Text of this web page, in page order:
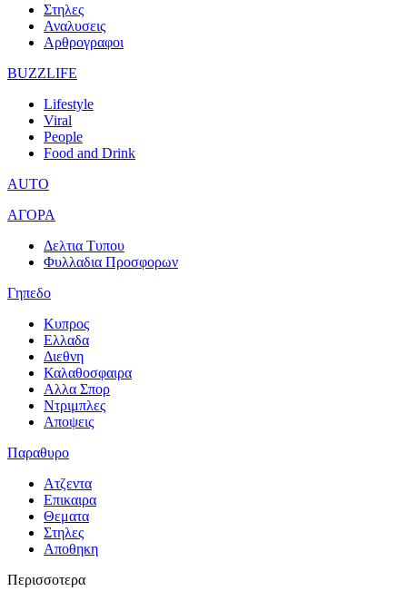
Στηλες
Αναλυσεις
Αρθρογραφοι
BUZZLIFE
Lifestyle
Viral
People
Food and Drink
AUTO
ΑΓΟΡΑ
Δελτια Τυπου
Φυλλαδια Προσφορων
Γηπεδο
Κυπρος
Ελλαδα
Διεθνη
Καλαθοσφαιρα
Αλλα Σπορ
Ντριμπλες
Αποψεις
Παραθυρο
Ατζεντα
Επικαιρα
Θεματα
Στηλες
Αποθηκη
Περισσοτερα